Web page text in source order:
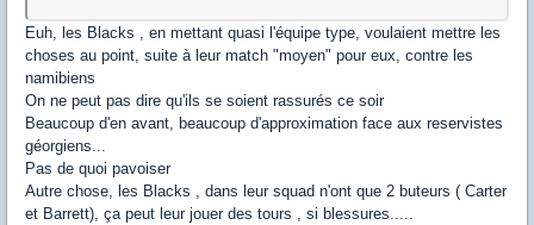
Euh, les Blacks , en mettant quasi l'équipe type, voulaient mettre les
choses au point, suite à leur match "moyen" pour eux, contre les
namibiens
On ne peut pas dire qu'ils se soient rassurés ce soir
Beaucoup d'en avant, beaucoup d'approximation face aux reservistes
géorgiens...
Pas de quoi pavoiser
Autre chose, les Blacks , dans leur squad n'ont que 2 buteurs ( Carter
et Barrett), ça peut leur jouer des tours , si blessures.....